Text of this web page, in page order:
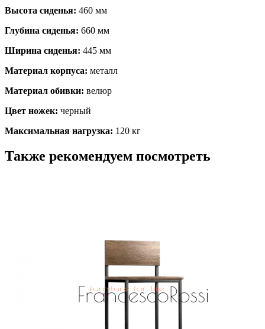
Высота сиденья: 460 мм
Глубина сиденья: 660 мм
Ширина сиденья: 445 мм
Материал корпуса: металл
Материал обивки: велюр
Цвет ножек: черный
Максимальная нагрузка: 120 кг
Также рекомендуем посмотреть